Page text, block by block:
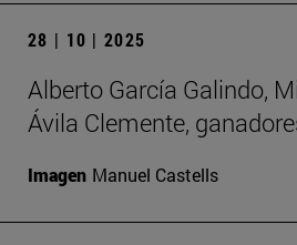
28 | 10 | 2025
Alberto García Galindo,
Ávila Clemente,
Imagen Manuel Castells